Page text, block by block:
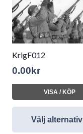
KrigF012
0.00 kr
VISA / KÖP
Välj alternativ